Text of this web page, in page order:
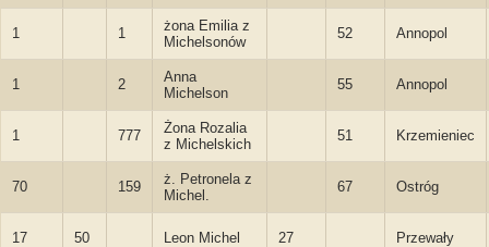
1 1
żona Emilia z
Michelsonów
52 Annopol
1 2
Anna
Michelson
55 Annopol
1 777
Żona Rozalia
z Michelskich
51 Krzemieniec
70 159
ż. Petronela z
Michel.
67 Ostróg
17 50 Leon Michel 27 Przewały